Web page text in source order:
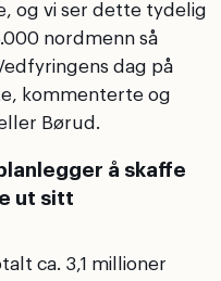
og vi ser dette tydelig
nordmenn så
dag på
kommenterte og
Børud.
å skaffe
ut sitt
ca. 3,1 millioner